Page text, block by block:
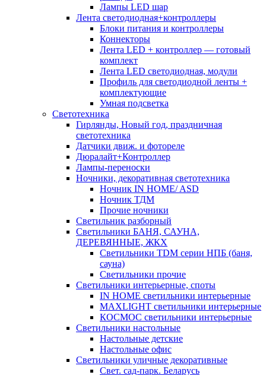
Лампы LED шар
Лента светодиодная+контроллеры
Блоки питания и контроллеры
Коннекторы
Лента LED + контроллер — готовый
комплект
Лента LED светодиодная, модули
Профиль для светодиодной ленты +
комплектующие
Умная подсветка
Светотехника
Гирлянды, Новый год, праздничная
светотехника
Датчики движ. и фотореле
Дюралайт+Контроллер
Лампы-переноски
Ночники, декоративная светотехника
Ночник IN HOME/ ASD
Ночник ТДМ
Прочие ночники
Светильник разборный
Светильники БАНЯ, САУНА,
ДЕРЕВЯННЫЕ, ЖКХ
Светильники TDM серии НПБ (баня,
сауна)
Светильники прочие
Светильники интерьерные, споты
IN HOME светильники интерьерные
MAXLIGHT светильники интерьерные
КОСМОС светильники интерьерные
Светильники настольные
Настольные детские
Настольные офис
Светильники уличные декоративные
Свет. сад-парк. Беларусь